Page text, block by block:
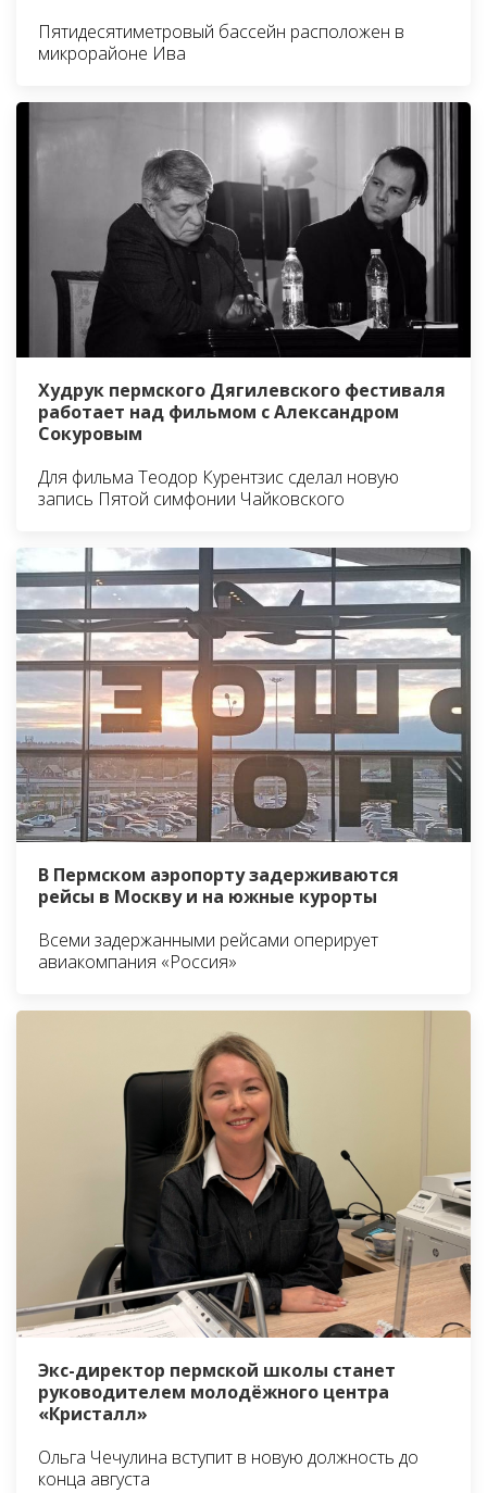
Пятидесятиметровый бассейн расположен в
микрорайоне Ива
Худрук пермского Дягилевского фестиваля
работает над фильмом с Александром
Сокуровым
Для фильма Теодор Курентзис сделал новую
запись Пятой симфонии Чайковского
В Пермском аэропорту задерживаются
рейсы в Москву и на южные курорты
Всеми задержанными рейсами оперирует
авиакомпания «Россия»
Экс-директор пермской школы станет
руководителем молодёжного центра
«Кристалл»
Ольга Чечулина вступит в новую должность до
конца августа